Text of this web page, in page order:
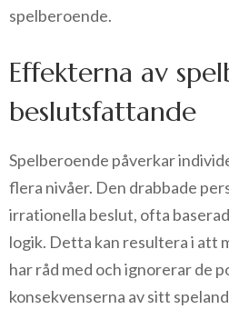
spelberoende.
Effekterna av
beslutsfattande
Spelberoende påverkar
flera nivåer. Den drabbade
irrationella beslut, ofta
logik. Detta kan resultera i att
har råd med och ignorerar de
konsekvenserna av sitt